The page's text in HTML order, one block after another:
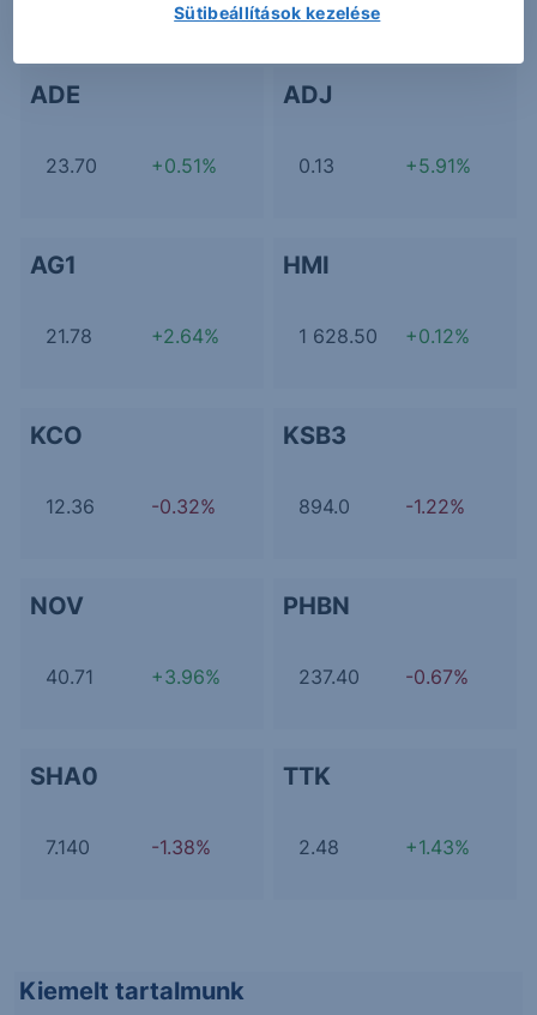
ADE
23.70 +0.51%
ADJ
0.13 +5.91%
AG1
21.78 +2.64%
HMI
1 628.50 +0.12%
KCO
12.36 -0.32%
KSB3
894.0 -1.22%
NOV
40.71 +3.96%
PHBN
237.40 -0.67%
SHA0
7.140 -1.38%
TTK
2.48 +1.43%
Kiemelt tartalmunk
Sütibeállítások kezelése